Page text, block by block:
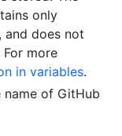
only
, and does not
For more
in variables.
of GitHub